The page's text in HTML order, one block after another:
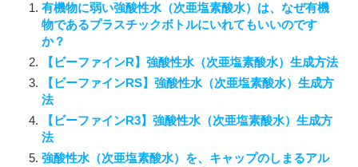
有機物に弱い強酸性水（次亜塩素酸水）は、なぜ有機
物であるプラスチックボトルにいれてもいいのです
か？
【ビーファインR】強酸性水（次亜塩素酸水）生成方法
【ビーファインRS】強酸性水（次亜塩素酸水）生成方
法
【ビーファインR3】強酸性水（次亜塩素酸水）生成方
法
強酸性水（次亜塩素酸水）を、キャップのしまるアル